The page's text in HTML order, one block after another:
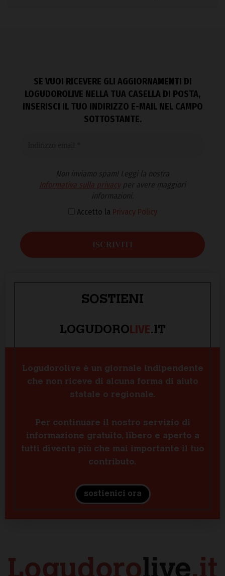
SE VUOI RICEVERE GLI AGGIORNAMENTI DI
LOGUDOROLIVE NELLA TUA CASELLA DI POSTA,
INSERISCI IL TUO INDIRIZZO E-MAIL NEL CAMPO
SOTTOSTANTE.
Non inviamo spam! Leggi la nostra
Informativa sulla privacyper avere maggiori
informazioni.
Accetto la Privacy Policy
SOSTIENI
LOGUDOROLIVE.IT
Logudorolive è un giornale indipendente
che non riceve di alcuna forma di aiuto
statale o regionale.
Per continuare il nostro servizio di
informazione gratuito, libero e aperto a
tutti diventa più che mai importante il tuo
contributo.
sostienici ora